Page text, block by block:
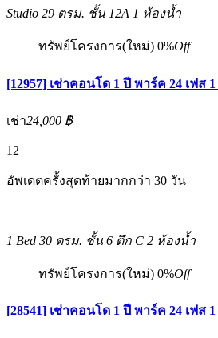
Studio 29 ตรม. ชั้น 12A 1 ห้องน้ำ
ทรัพย์โครงการ(ใหม่) 0%Off
[12957] เช่าคอนโด 1 ปี พาร์ค 24 เฟส 1
เช่า24,000 ฿
12
อัพเดตครั้งสุดท้ายมากกว่า 30 วัน
1 Bed 30 ตรม. ชั้น 6 ตึก C 2 ห้องน้ำ
ทรัพย์โครงการ(ใหม่) 0%Off
[28541] เช่าคอนโด 1 ปี พาร์ค 24 เฟส 1